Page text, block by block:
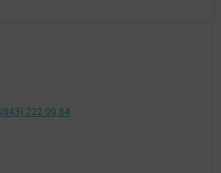
(843) 222 09 84